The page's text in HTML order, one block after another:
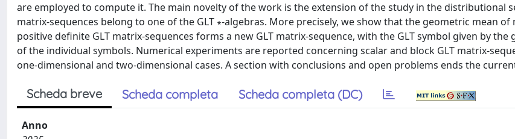
are employed to compute it. The main novelty of the work is the extension of the study in the distributional
matrix-sequences belong to one of the GLT ∗-algebras. More precisely, we show that the geometric mean
positive definite GLT matrix-sequences forms a new GLT matrix-sequence, with the GLT symbol given by the
of the individual symbols. Numerical experiments are reported concerning scalar and block GLT matrix-
one-dimensional and two-dimensional cases. A section with conclusions and open problems ends the
Scheda breve Scheda completa Scheda completa (DC)
Anno